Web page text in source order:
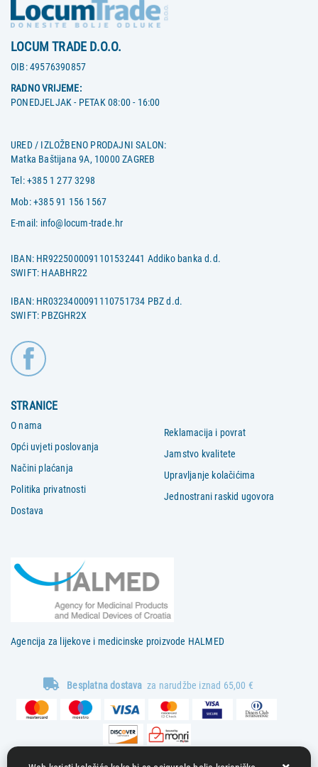
LOCUM TRADE D.O.O.
OIB:49576390857
RADNO VRIJEME:
PONEDJELJAK - PETAK 08:00 - 16:00
URED / IZLOŽBENO PRODAJNI SALON:
Matka Baštijana 9A, 10000 ZAGREB
Tel:+385 1 277 3298
Mob:+385 91 156 1567
E-mail: info@locum-trade.hr
IBAN: HR9225000091101532441 Addiko banka d.d.
SWIFT: HAABHR22
IBAN: HR0323400091110751734 PBZ d.d.
SWIFT: PBZGHR2X
STRANICE
O nama
Opći uvjeti poslovanja
Načini plaćanja
Politika privatnosti
Dostava
Reklamacija i povrat
Jamstvo kvalitete
Upravljanje kolačićima
Jednostrani raskid ugovora
Agencija za lijekove i medicinske proizvode HALMED
Besplatna dostava za narudžbe iznad 65,00 €